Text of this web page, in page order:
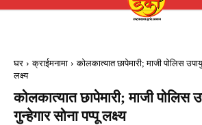
घर क्राईमनामा
कोलकात्यात छापेमारी; माजी पोलिस
लक्ष्य
कोलकात्यात छापेमारी; माजी पोलिस
गुन्हेगार सोना पप्पू लक्ष्य